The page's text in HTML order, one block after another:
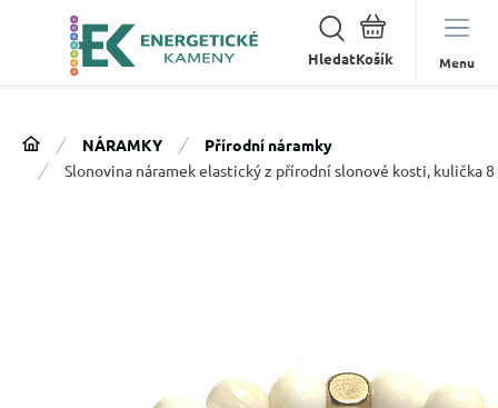
Hledat Menu
NÁRAMKY
Přírodní náramky
Slonovina náramek elastický z přírodní slonové kosti, kulička 8